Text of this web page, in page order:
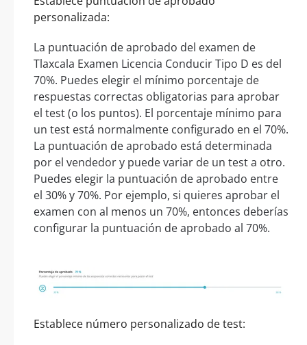
personalizada:
La puntuación de aprobado del examen de
Tlaxcala Examen Licencia Conducir Tipo D es del
70%. Puedes elegir el mínimo porcentaje de
respuestas correctas obligatorias para aprobar
el test (o los puntos). El porcentaje mínimo para
un test está normalmente configurado en el 70%.
La puntuación de aprobado está determinada
por el vendedor y puede variar de un test a otro.
Puedes elegir la puntuación de aprobado entre
el 30% y 70%. Por ejemplo, si quieres aprobar el
examen con al menos un 70%, entonces deberías
configurar la puntuación de aprobado al 70%.
Establece número personalizado de test: